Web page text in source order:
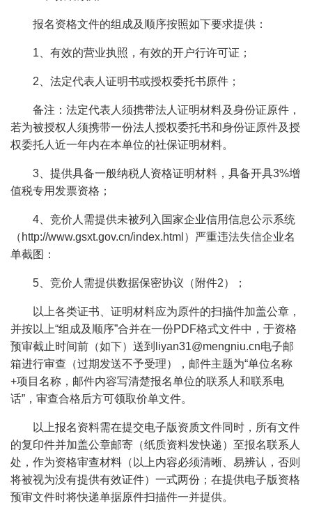
报名资格文件的组成及顺序按照如下要求提供：
1、有效的营业执照，有效的开户行许可证；
2、法定代表人证明书或授权委托书原件；
备注：法定代表人须携带法人证明材料及身份证原件，
若为被授权人须携带一份法人授权委托书和身份证原件及授
权委托人近一年内在本单位的社保证明材料。
3、提供具备一般纳税人资格证明材料，具备开具3%增
值税专用发票资格；
4、竞价人需提供未被列入国家企业信用信息公示系统
（http://www.gsxt.gov.cn/index.html）严重违法失信企业名
单截图：
5、竞价人需提供数据保密协议（附件2）；
以上各类证书、证明材料应为原件的扫描件加盖公章，
并按以上“组成及顺序”合并在一份PDF格式文件中，于资格
预审截止时间前（如下）送到liyan31@mengniu.cn电子邮
箱进行审查（过期发送不予受理），邮件主题为“单位名称
+项目名称，邮件内容写清楚报名单位的联系人和联系电
话”，审查合格后方可领取价单文件。
以上报名资料需在提交电子版资质文件同时，所有文件
的复印件并加盖公章邮寄（纸质资料发快递）至报名联系人
处，作为资格审查材料（以上内容必须清晰、易辨认，否则
将被视为没有提供有效证件）一式两份；在提供电子版资格
预审文件时将快递单据原件扫描件一并提供。